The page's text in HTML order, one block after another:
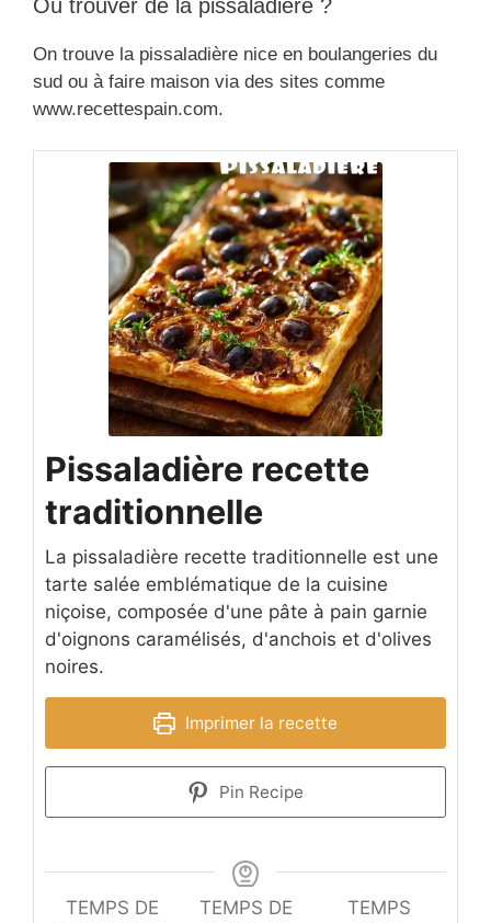
Où trouver de la pissaladière ?
On trouve la pissaladière nice en boulangeries du
sud ou à faire maison via des sites comme
www.recettespain.com.
Pissaladière recette
traditionnelle
La pissaladière recette traditionnelle est une
tarte salée emblématique de la cuisine
niçoise, composée d'une pâte à pain garnie
d'oignons caramélisés, d'anchois et d'olives
noires.
Imprimer la recette
Pin Recipe
TEMPS DE
TEMPS DE
TEMPS